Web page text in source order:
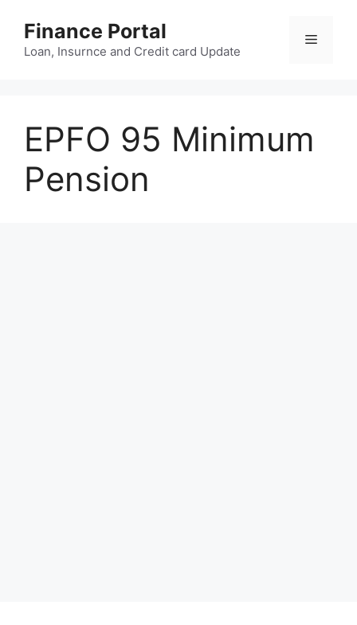
content
Finance Portal
Loan, Insurnce and Credit card Update
Menu
EPFO 95 Minimum
Pension